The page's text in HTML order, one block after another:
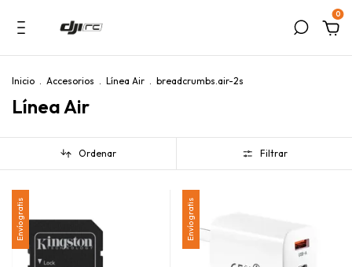
0
Inicio . Accesorios . Línea Air . breadcrumbs.air-2s
Línea Air
Ordenar Filtrar
Envío gratis Envío gratis